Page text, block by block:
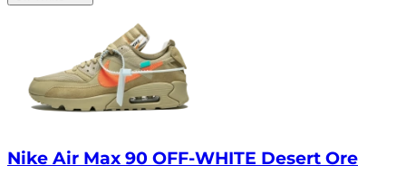
Nike Air Max 90 OFF-WHITE Desert Ore